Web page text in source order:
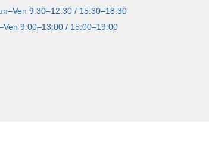
9:30–12:30 / 15:30–18:30
9:00–13:00 / 15:00–19:00